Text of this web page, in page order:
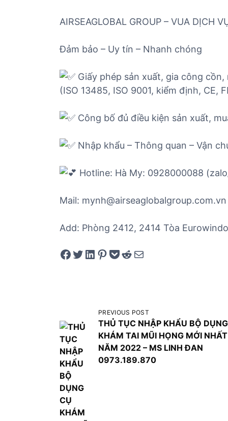
AIRSEAGLOBAL GROUP – VUA DỊCH
Đảm bảo – Uy tín – Nhanh chóng
Giấy phép sản xuất, gia công
(ISO 13485, ISO 9001, kiểm định, CE,
Công bố đủ điều kiện sản xuất,
Nhập khẩu – Thông quan – Vận
Hotline: Hà My: 0928000088
Mail: mynh@airseaglobalgroup.com.vn
Add: Phòng 2412, 2414 Tòa
Share on Facebook Tweet on Twitter Share on LinkedIn Pin on Pinterest Save to pocket Share on Reddit Share via Email
i
ề
u
h
ư
ớ
PREVIOUS POST
THỦ TỤC NHẬP KHẨU BỘ
KHÁM TAI MŨI HỌNG MỚI NHẤT
NĂM 2022 – MS LINH ĐAN
0973.189.870